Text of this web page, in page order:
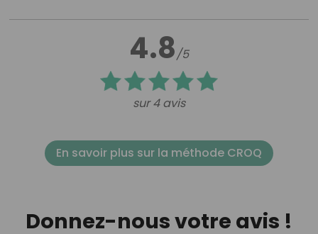
4.8/5
sur 4 avis
En savoir plus sur la méthode CROQ
Donnez-nous votre avis !